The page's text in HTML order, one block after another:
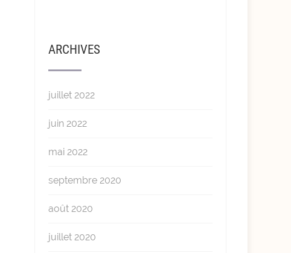
ARCHIVES
juillet 2022
juin 2022
mai 2022
septembre 2020
août 2020
juillet 2020